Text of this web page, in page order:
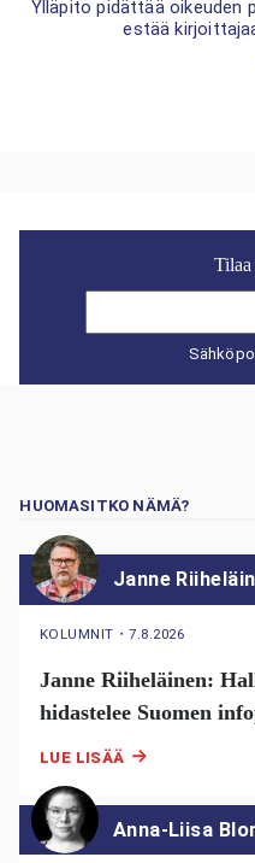
Ylläpito pidättää
estää
HUOMASITKO NÄMÄ?
Janne
KOLUMNIT ・7.8.2026
Janne Riiheläinen:
hidastelee Suomen
LUE LISÄÄ
Anna-Liisa